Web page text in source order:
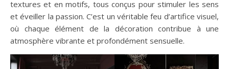
textures et en motifs, tous conçus pour stimuler les sens
et éveiller la passion. C’est un véritable feu d’artifice visuel,
où chaque élément de la décoration contribue à une
atmosphère vibrante et profondément sensuelle.